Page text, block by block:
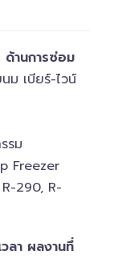
านการซ่อม
ม เบียร์-ไวน์​
รม
Freezer
290, R-
า ผลงานทึ่